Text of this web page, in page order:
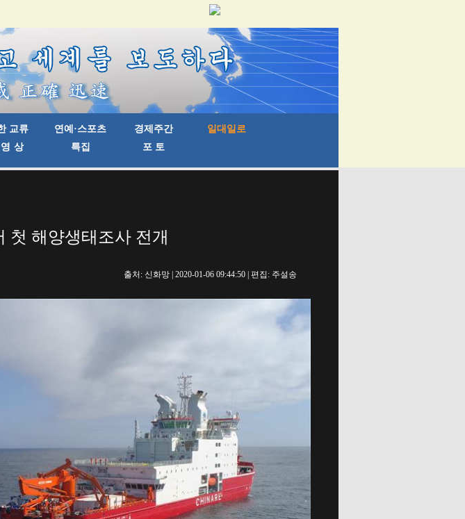
첫 해양생태조사 전개
출처: 신화망 | 2020-01-06 09:44:50 | 편집: 주설송